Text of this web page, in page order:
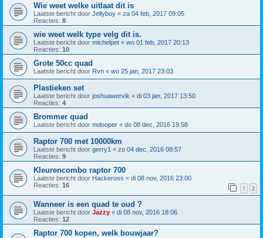
Wie weet welke uitlaat dit is
Laatste bericht door Jellyboy « za 04 feb, 2017 09:05
Reacties: 8
wie weet welk type velg dit is.
Laatste bericht door michelpet « wo 01 feb, 2017 20:13
Reacties: 10
Grote 50cc quad
Laatste bericht door Rvn « wo 25 jan, 2017 23:03
Plastieken set
Laatste bericht door joshuawervik « di 03 jan, 2017 13:50
Reacties: 4
Brommer quad
Laatste bericht door mdooper « do 08 dec, 2016 19:58
Raptor 700 met 10000km
Laatste bericht door gerry1 « zo 04 dec, 2016 08:57
Reacties: 9
Kleurencombo raptor 700
Laatste bericht door Hackeross « di 08 nov, 2016 23:00
Reacties: 16 1 2
Wanneer is een quad te oud ?
Laatste bericht door Jazzy « di 08 nov, 2016 18:06
Reacties: 12
Raptor 700 kopen, welk bouwjaar?